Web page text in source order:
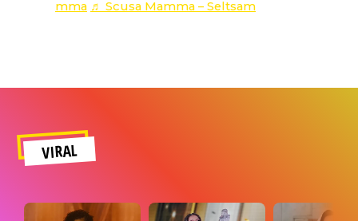
mma ♬ Scusa Mamma – Seltsam
VIRAL